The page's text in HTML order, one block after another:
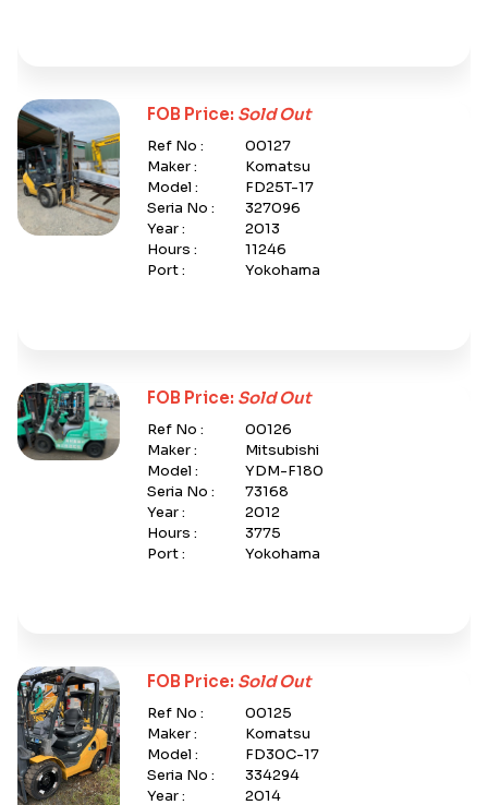
FOB Price: Sold Out
Ref No :
00127
Maker :
Komatsu
Model :
FD25T-17
Seria No :
327096
Year :
2013
Hours :
11246
Port :
Yokohama
FOB Price: Sold Out
Ref No :
00126
Maker :
Mitsubishi
Model :
YDM-F180
Seria No :
73168
Year :
2012
Hours :
3775
Port :
Yokohama
FOB Price: Sold Out
Ref No :
00125
Maker :
Komatsu
Model :
FD30C-17
Seria No :
334294
Year :
2014